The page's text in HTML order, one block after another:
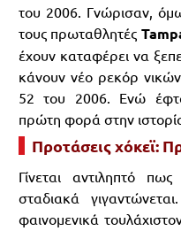
του 2006. Γνώρισαν,
τους πρωταθλητές
έχουν καταφέρει να
κάνουν νέο ρεκόρ
52 του 2006. Ενώ
πρώτη φορά στην
Προτάσεις χόκεϊ:
Γίνεται αντιληπτό
σταδιακά
φαινομενικά